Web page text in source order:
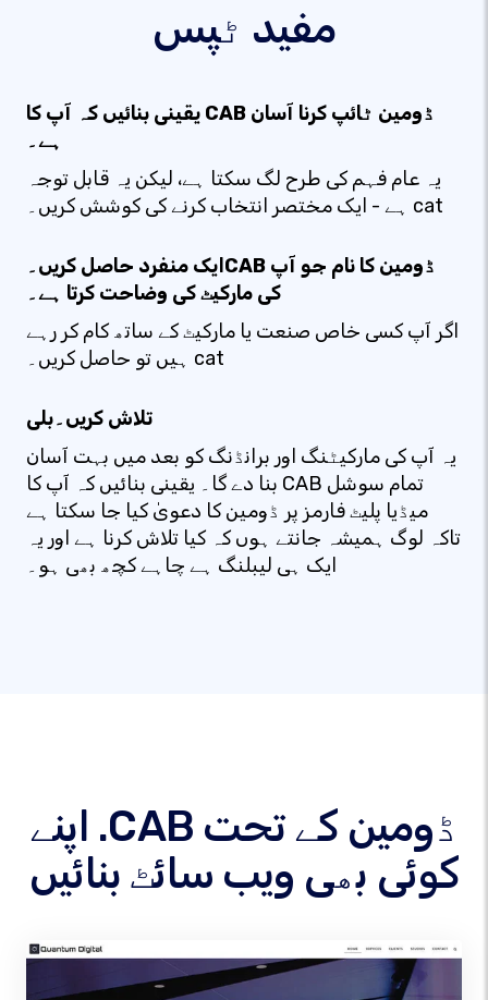
مفید ٹپس
یقینی بنائیں کہ آپ کا CAB ڈومین ٹائپ کرنا آسان
ہے۔
یہ عام فہم کی طرح لگ سکتا ہے، لیکن یہ قابل توجہ
ہے - ایک مختصر انتخاب کرنے کی کوشش کریں۔ cat
ایک منفرد حاصل کریں۔CAB ڈومین کا نام جو آپ
کی مارکیٹ کی وضاحت کرتا ہے۔
اگر آپ کسی خاص صنعت یا مارکیٹ کے ساتھ کام کر رہے
ہیں تو حاصل کریں۔ cat
تلاش کریں۔بلی
یہ آپ کی مارکیٹنگ اور برانڈنگ کو بعد میں بہت آسان
بنا دے گا۔ یقینی بنائیں کہ آپ کا CAB تمام سوشل
میڈیا پلیٹ فارمز پر ڈومین کا دعویٰ کیا جا سکتا ہے
تاکہ لوگ ہمیشہ جانتے ہوں کہ کیا تلاش کرنا ہے اور یہ
ایک ہی لیبلنگ ہے چاہے کچھ بھی ہو۔
اپنے .CAB ڈومین کے تحت
کوئی بھی ویب سائٹ بنائیں